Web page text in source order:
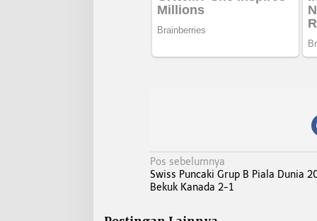
N
a
i
Pos sebelumnya
Swiss Puncaki Grup B Piala Dunia
Bekuk Kanada 2-1